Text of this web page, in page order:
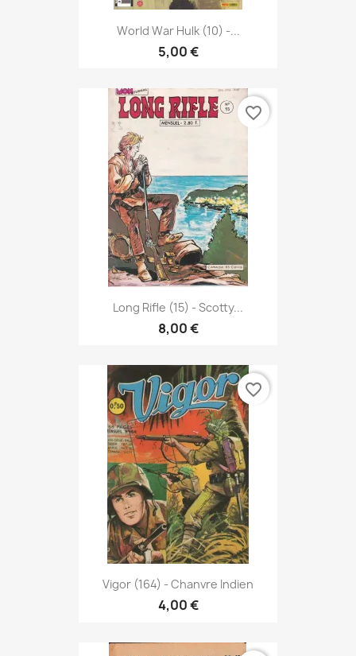
World War Hulk (10) -...
5,00 €
Long Rifle (15) - Scotty...
8,00 €
favorite_border
Vigor (164) - Chanvre Indien
4,00 €
favorite_border